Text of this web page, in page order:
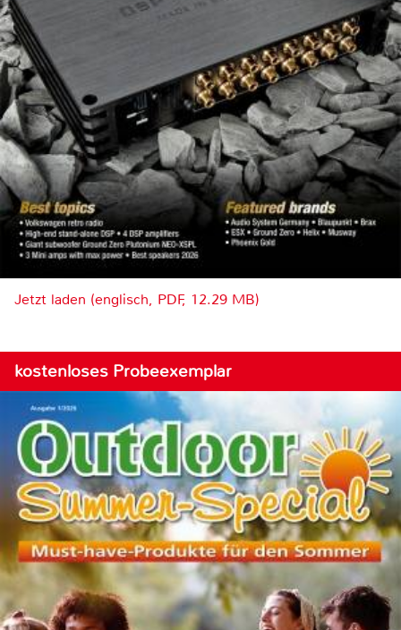
Jetzt laden (englisch, PDF, 12.29 MB)
kostenloses Probeexemplar